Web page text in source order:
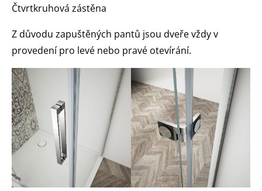
Čtvrtkruhová zástěna
Z důvodu zapuštěných pantů jsou dveře vždy v
provedení pro levé nebo pravé otevírání.